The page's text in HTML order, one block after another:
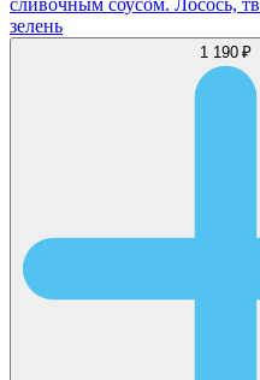
зелень
1 190 ₽